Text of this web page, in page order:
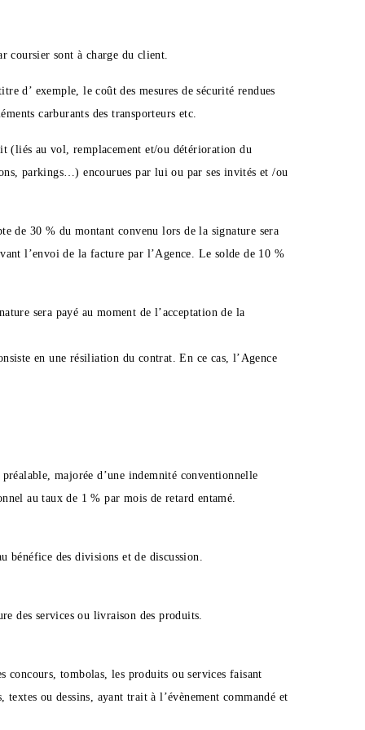
coursier sont à charge du client.
d’ exemple, le coût des mesures de sécurité rendues
carburants des transporteurs etc.
(liés au vol, remplacement et/ou détérioration du
parkings…) encourues par lui ou par ses invités et /ou
de 30 % du montant convenu lors de la signature sera
l’envoi de la facture par l’Agence. Le solde de 10 %
sera payé au moment de l’acceptation de la
en une résiliation du contrat. En ce cas, l’Agence
majorée d’une indemnité conventionnelle
au taux de 1 % par mois de retard entamé.
bénéfice des divisions et de discussion.
des services ou livraison des produits.
tombolas, les produits ou services faisant
ou dessins, ayant trait à l’évènement commandé et